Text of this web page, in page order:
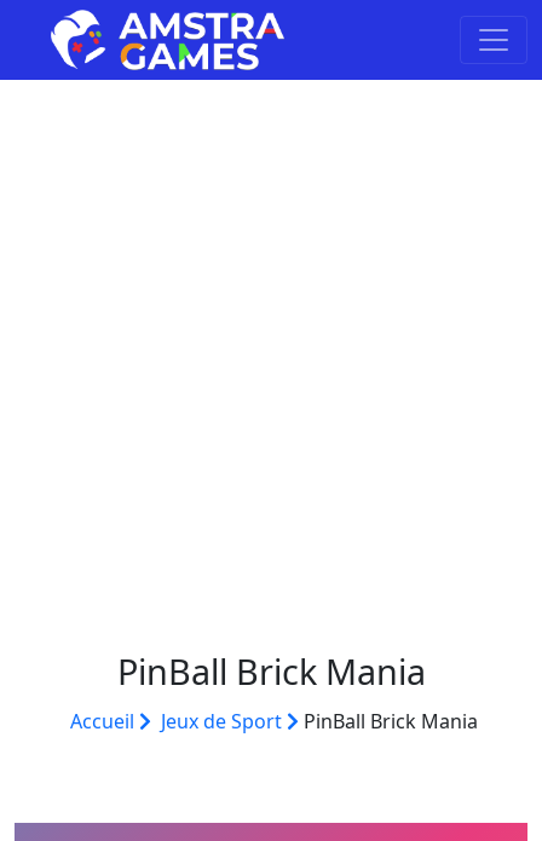
PinBall Brick Mania
Accueil Jeux de Sport PinBall Brick Mania